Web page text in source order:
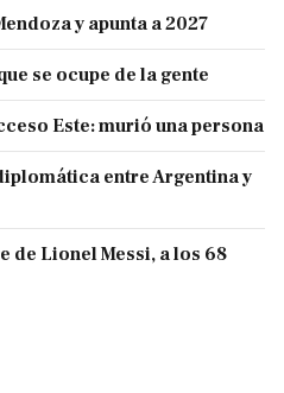
y apunta a 2027
se ocupe de la gente
Este: murió una persona
entre Argentina y
de Lionel Messi, a los 68